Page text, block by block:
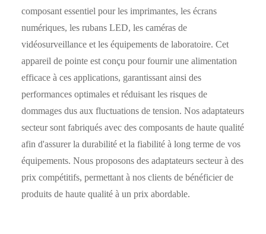
composant essentiel pour les imprimantes, les écrans
numériques, les rubans LED, les caméras de
vidéosurveillance et les équipements de laboratoire. Cet
appareil de pointe est conçu pour fournir une alimentation
efficace à ces applications, garantissant ainsi des
performances optimales et réduisant les risques de
dommages dus aux fluctuations de tension. Nos adaptateurs
secteur sont fabriqués avec des composants de haute qualité
afin d'assurer la durabilité et la fiabilité à long terme de vos
équipements. Nous proposons des adaptateurs secteur à des
prix compétitifs, permettant à nos clients de bénéficier de
produits de haute qualité à un prix abordable.